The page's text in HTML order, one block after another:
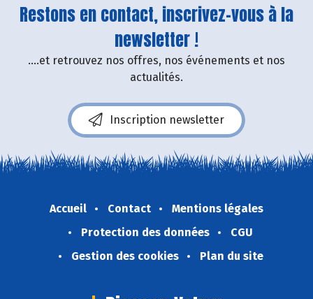
Restons en contact, inscrivez-vous à la
newsletter !
....et retrouvez nos offres, nos événements et nos
actualités.
Inscription newsletter
Accueil Contact
Mentions légales
Protection des données
CGU
Gestion des cookies
Plan du site